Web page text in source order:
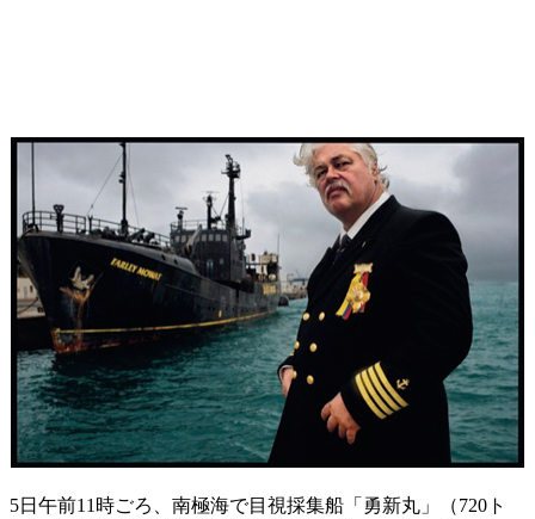
5日午前11時ごろ、南極海で目視採集船「勇新丸」（720ト